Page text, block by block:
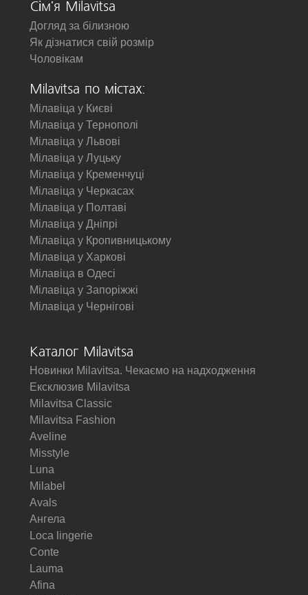
Сім'я Milavitsa
Догляд за білизною
Як дізнатися свій розмір
Чоловікам
Milavitsa по містах:
Мілавіца у Києві
Мілавіца у Тернополі
Мілавіца у Львові
Мілавіца у Луцьку
Мілавіца у Кременчуці
Мілавіца у Черкасах
Мілавіца у Полтаві
Мілавіца у Дніпрі
Мілавіца у Кропивницькому
Мілавіца у Харкові
Мілавіца в Одесі
Мілавіца у Запоріжжі
Мілавіца у Чернігові
Каталог Milavitsa
Новинки Milavitsa. Чекаємо на надходження
Ексклюзив Milavitsa
Milavitsa Classic
Milavitsa Fashion
Aveline
Misstyle
Luna
Milabel
Avals
Ангела
Loca lingerie
Conte
Lauma
Afina